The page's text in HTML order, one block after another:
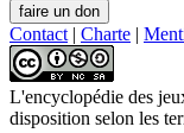
Contact | Charte |
L'encyclopédie des
disposition selon les